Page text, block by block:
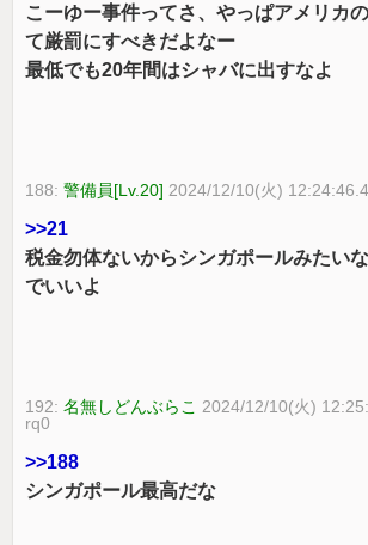
こーゆー事件ってさ、やっぱアメリカ
て厳罰にすべきだよなー
最低でも20年間はシャバに出すなよ
188:警備員[Lv.20] 2024/12/10(火)
>>21
税金勿体ないからシンガポールみたい
でいいよ
192:名無しどんぶらこ 2024/12/10(火)
rq0
>>188
シンガポール最高だな